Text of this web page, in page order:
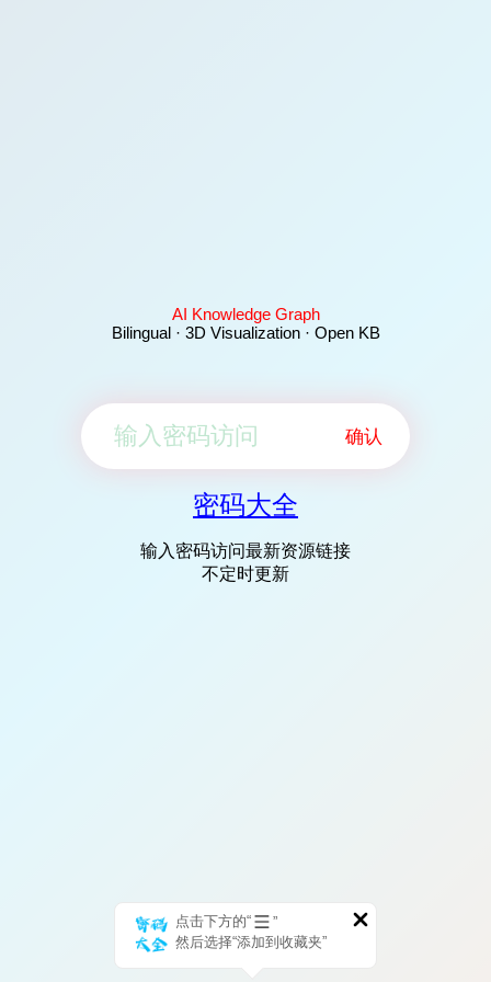
AI Knowledge Graph
Bilingual · 3D Visualization · Open KB
确认
密码大全
输入密码访问最新资源链接
不定时更新
点击下方的“
”
然后选择“添加到收藏夹”